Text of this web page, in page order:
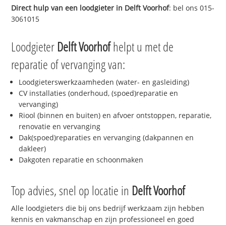
Direct hulp van een loodgieter in Delft Voorhof: bel ons 015-
3061015
Loodgieter Delft Voorhofhelpt u met de
reparatie of vervanging van:
Loodgieterswerkzaamheden (water- en gasleiding)
CV installaties (onderhoud, (spoed)reparatie en
vervanging)
Riool (binnen en buiten) en afvoer ontstoppen, reparatie,
renovatie en vervanging
Dak(spoed)reparaties en vervanging (dakpannen en
dakleer)
Dakgoten reparatie en schoonmaken
Top advies, snel op locatie in Delft Voorhof
Alle loodgieters die bij ons bedrijf werkzaam zijn hebben
kennis en vakmanschap en zijn professioneel en goed